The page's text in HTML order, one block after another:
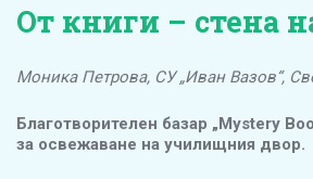
От книги – стена
Моника Петрова, СУ „Иван Вазов“,
Благотворителен базар „Mystery
за освежаване на училищния двор.